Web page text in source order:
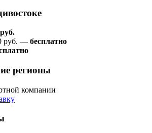
руб. — бесплатно
регионы
компании